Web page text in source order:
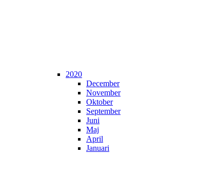
2020
December
November
Oktober
September
Juni
Maj
April
Januari